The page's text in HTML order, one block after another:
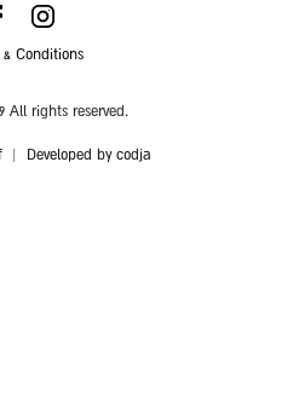
& Conditions
All rights reserved.
Developed by codja